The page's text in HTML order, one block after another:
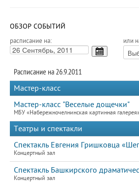
ОБЗОР СОБЫТИЙ
расписание на: или
Расписание на 26.9.2011
Мастер-класс
Мастер-класс "Веселые дощечки"
МБУ «Набережночелнинская картинная галерея»
Театры и спектакли
Спектакль Евгения Гришковца
Концертный зал
Спектакль Башкирского
Концертный зал